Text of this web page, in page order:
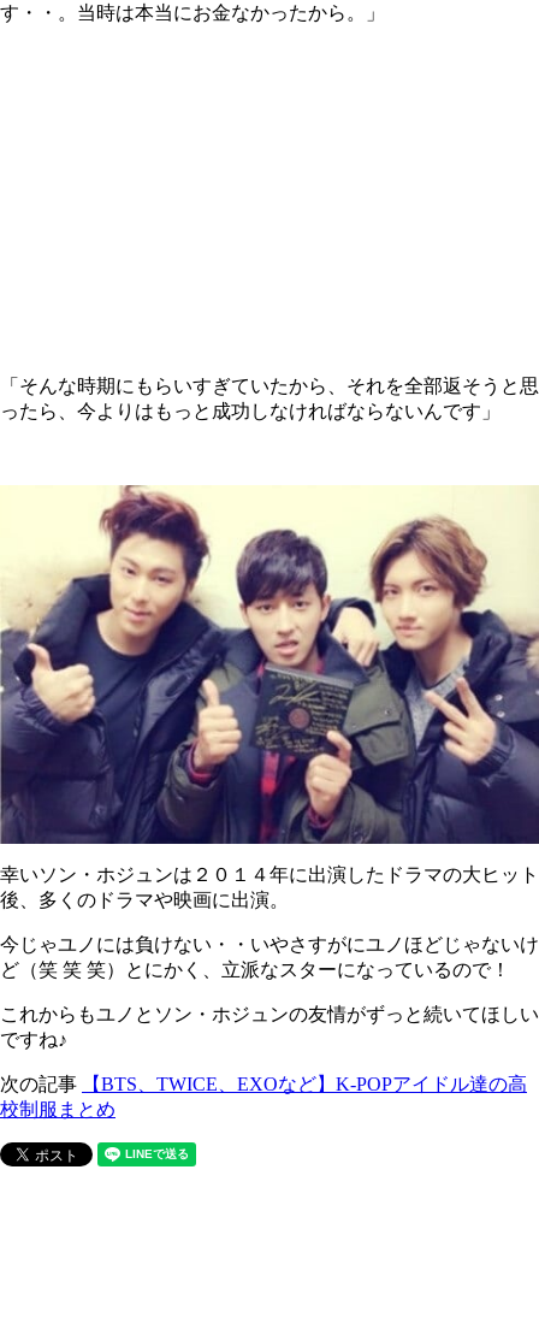
す・・。当時は本当にお金なかったから。」
「そんな時期にもらいすぎていたから、それを全部返そうと思
ったら、今よりはもっと成功しなければならないんです」
幸いソン・ホジュンは２０１４年に出演したドラマの大ヒット
後、多くのドラマや映画に出演。
今じゃユノには負けない・・いやさすがにユノほどじゃないけ
ど（笑 笑 笑）とにかく、立派なスターになっているので！
これからもユノとソン・ホジュンの友情がずっと続いてほしい
ですね♪
次の記事
【BTS、TWICE、EXOなど】K-POPアイドル達の高
校制服まとめ